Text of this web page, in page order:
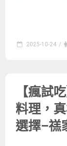
2025-10-24 /
【瘋試
料理，
選擇–禚